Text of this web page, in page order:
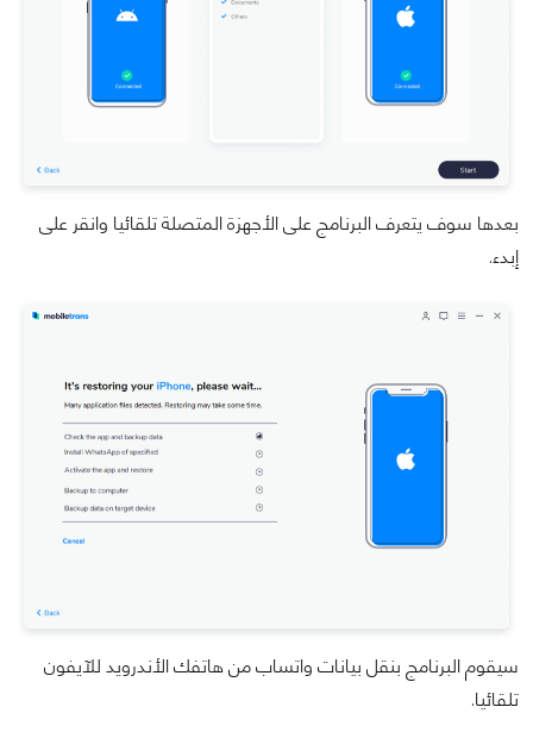
بعدها سوف يتعرف البرنامج على الأجهزة المتصلة تلقائيا وانقر على
إبدء.
سيقوم البرنامج بنقل بيانات واتساب من هاتفك الأندرويد للآيفون
تلقائيا.